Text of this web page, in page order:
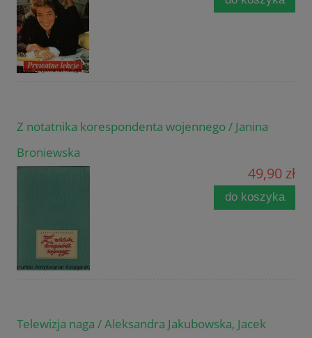
Z notatnika korespondenta wojennego / Janina
Broniewska
49,90 zł
do koszyka
Telewizja naga / Aleksandra Jakubowska, Jacek